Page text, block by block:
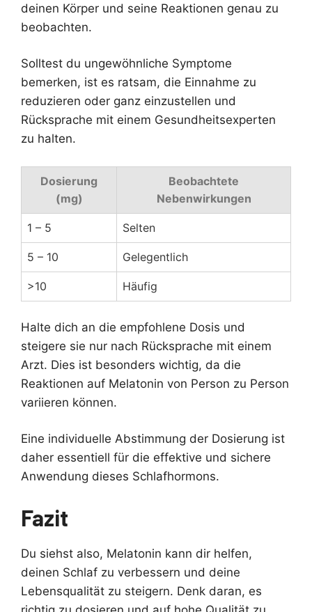
deinen Körper und seine Reaktionen genau zu
beobachten.
Solltest du ungewöhnliche Symptome
bemerken, ist es ratsam, die Einnahme zu
reduzieren oder ganz einzustellen und
Rücksprache mit einem Gesundheitsexperten
zu halten.
Dosierung
(mg)
Beobachtete
Nebenwirkungen
1 – 5 Selten
5 – 10 Gelegentlich
>10 Häufig
Halte dich an die empfohlene Dosis und
steigere sie nur nach Rücksprache mit einem
Arzt. Dies ist besonders wichtig, da die
Reaktionen auf Melatonin von Person zu Person
variieren können.
Eine individuelle Abstimmung der Dosierung ist
daher essentiell für die effektive und sichere
Anwendung dieses Schlafhormons.
Fazit
Du siehst also, Melatonin kann dir helfen,
deinen Schlaf zu verbessern und deine
Lebensqualität zu steigern. Denk daran, es